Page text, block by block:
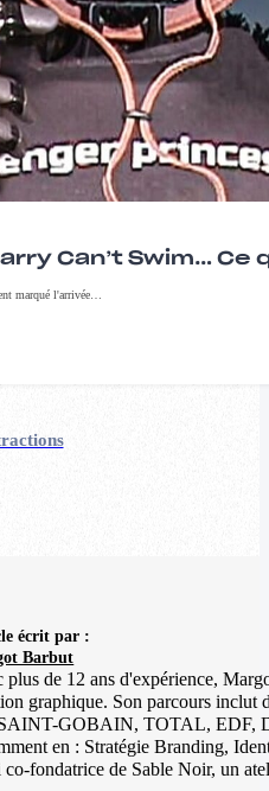
Can’t Swim…
marqué l'arrivée…
écrit par :
Barbut
plus de 12 ans d'expérience,
graphique. Son parcours inclut
GOBAIN, TOTAL, EDF,
en : Stratégie Branding,
co-fondatrice de Sable Noir, un